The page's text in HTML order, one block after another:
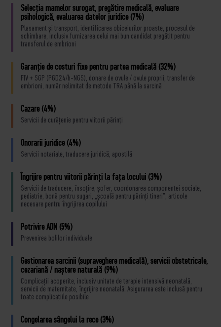
Selecția mamelor surogat, pregătire medicală, evaluare
psihologică, evaluarea datelor juridice (7%)
Plasament și transport, identificarea obiceiurilor proaste, procesul de
schimbare, inclusiv furnizarea celui mai bun candidat pregătit pentru
transferul de embrioni
Garanție de costuri fixe pentru partea medicală (32%)
FIV + SGP (PGD24/h-NGS), donare de ovule / ovule proprii, transfer de
embrioni, număr nelimitat de metode TRA până la sarcină
Cazare (4%)
Servicii de curățenie pentru viitorii părinți
Onorarii juridice (4%)
Servicii notariale, traducere juridică, apostilă
Îngrijire pentru viitorii părinți la fața locului (3%)
Servicii de traducere, însoțire, șofer, coordonarea componentei sociale,
pediatrie, bonă pentru sugari, „școală pentru părinți tineri”, articole
necesare pentru îngrijirea copilului
Potrivire ADN (5%)
Prevenirea bolilor individuale
Gestionarea sarcinii (supraveghere medicală), servicii obstetricale,
cezariană / naștere naturală (9%)
Complicații acoperite, inclusiv unitate de terapie intensivă neonatală,
servicii de maternitate, îngrijire neonatală. Asigurarea este inclusă pentru
toate complicațiile posibile
Congelarea sângelui la rece (3%)